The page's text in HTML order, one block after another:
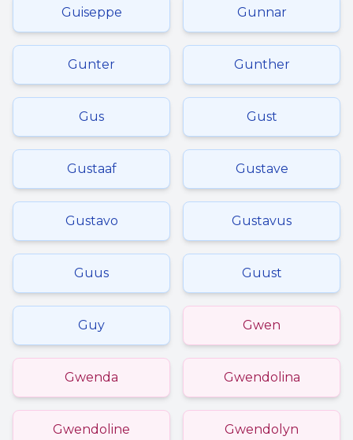
Guiseppe Gunnar
Gunter Gunther
Gus Gust
Gustaaf Gustave
Gustavo Gustavus
Guus Guust
Guy Gwen
Gwenda Gwendolina
Gwendoline Gwendolyn